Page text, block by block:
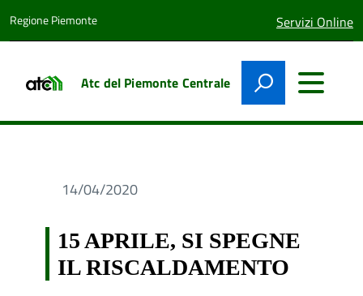
Regione Piemonte lingua
attiva:
Servizi Online
Atc del Piemonte Centrale
14/04/2020
15 APRILE, SI SPEGNE
IL RISCALDAMENTO